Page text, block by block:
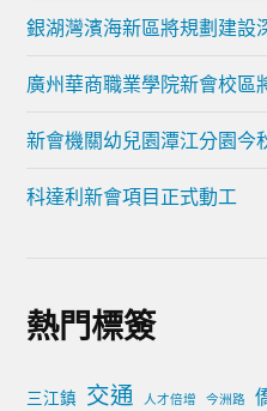
銀湖灣濱海新區將規劃建設
廣州華商職業學院新會校區
新會機關幼兒園潭江分園今
科達利新會項目正式動工
熱門標簽
三江鎮 交通 人才倍增 今洲路